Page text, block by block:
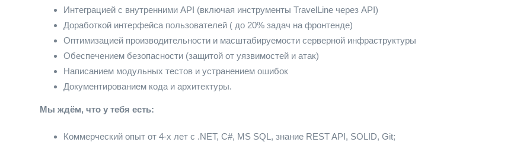
Интеграцией с внутренними API (включая инструменты TravelLine через API)
Доработкой интерфейса пользователей ( до 20% задач на фронтенде)
Оптимизацией производительности и масштабируемости серверной инфраструктуры
Обеспечением безопасности (защитой от уязвимостей и атак)
Написанием модульных тестов и устранением ошибок
Документированием кода и архитектуры.
Мы ждём, что у тебя есть:
Коммерческий опыт от 4-х лет с .NET, C#, MS SQL, знание REST API, SOLID, Git;